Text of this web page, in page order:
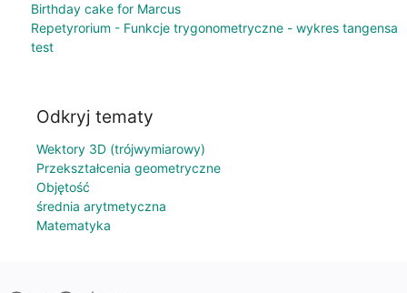
Birthday cake for Marcus
Repetyrorium - Funkcje trygonometryczne - wykres tangensa
test
Odkryj tematy
Wektory 3D (trójwymiarowy)
Przekształcenia geometryczne
Objętość
średnia arytmetyczna
Matematyka